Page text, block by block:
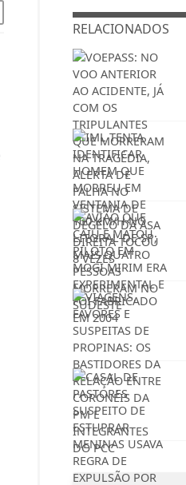
RELACIONADOS